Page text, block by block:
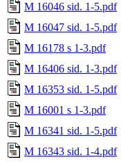
M 16046 sid. 1-5.pdf
M 16047 sid. 1-5.pdf
M 16178 s 1-3.pdf
M 16406 sid. 1-3.pdf
M 16353 sid. 1-5.pdf
M 16001 s 1-3.pdf
M 16341 sid. 1-5.pdf
M 16343 sid. 1-4.pdf